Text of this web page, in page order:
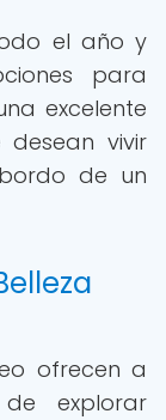
el año y
para
excelente
vivir
de un
ofrecen a
explorar